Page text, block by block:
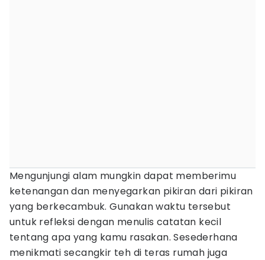
Mengunjungi alam mungkin dapat memberimu
ketenangan dan menyegarkan pikiran dari pikiran
yang berkecambuk. Gunakan waktu tersebut
untuk refleksi dengan menulis catatan kecil
tentang apa yang kamu rasakan. Sesederhana
menikmati secangkir teh di teras rumah juga